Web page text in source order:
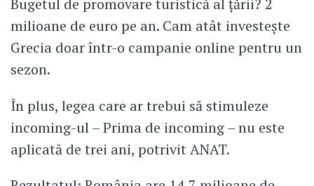
milioane de euro pe an. Cam atât investește
Grecia doar într-o campanie online pentru un
sezon.
În plus, legea care ar trebui să stimuleze
incoming-ul – Prima de incoming – nu este
aplicată de trei ani, potrivit ANAT.